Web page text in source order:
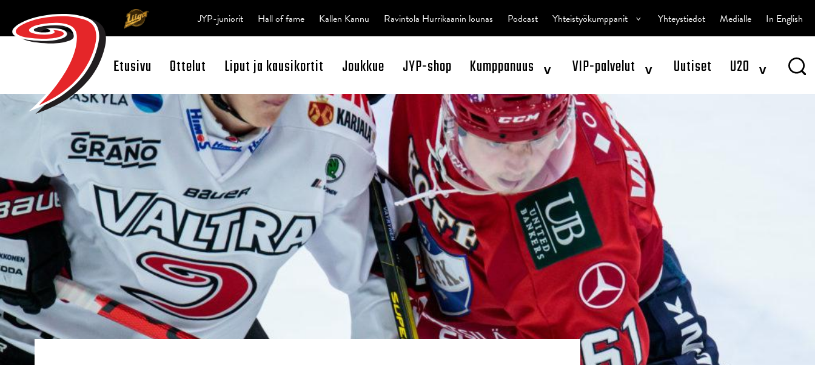
Open Search
Etusivu Ottelut Liput ja kausikortit Joukkue JYP-shop Kumppanuus ^ VIP-palvelut ^ Uutiset U20 ^
JYP-juniorit Hall of fame Kallen Kannu Ravintola Hurrikaanin lounas Podcast Yhteistyökumppanit ^ Yhteystiedot Medialle In English